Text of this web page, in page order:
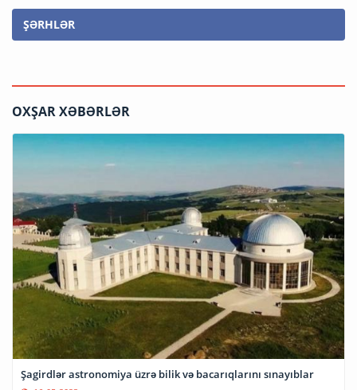
ŞƏRHLƏR
OXŞAR XƏBƏRLƏR
Şagirdlər astronomiya üzrə bilik və bacarıqlarını sınayıblar